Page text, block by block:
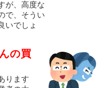
が、高度な
で、そうい
いでしょ
の買
ります